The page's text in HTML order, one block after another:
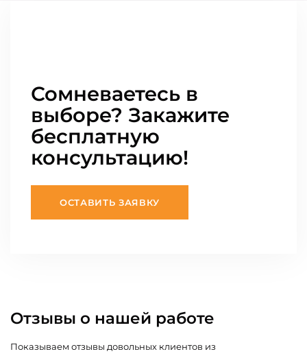
Сомневаетесь в
выборе? Закажите
бесплатную
консультацию!
ОСТАВИТЬ ЗАЯВКУ
Отзывы о нашей работе
Показываем отзывы довольных клиентов из